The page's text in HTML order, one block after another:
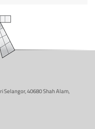
Selangor, 40680 Shah Alam,